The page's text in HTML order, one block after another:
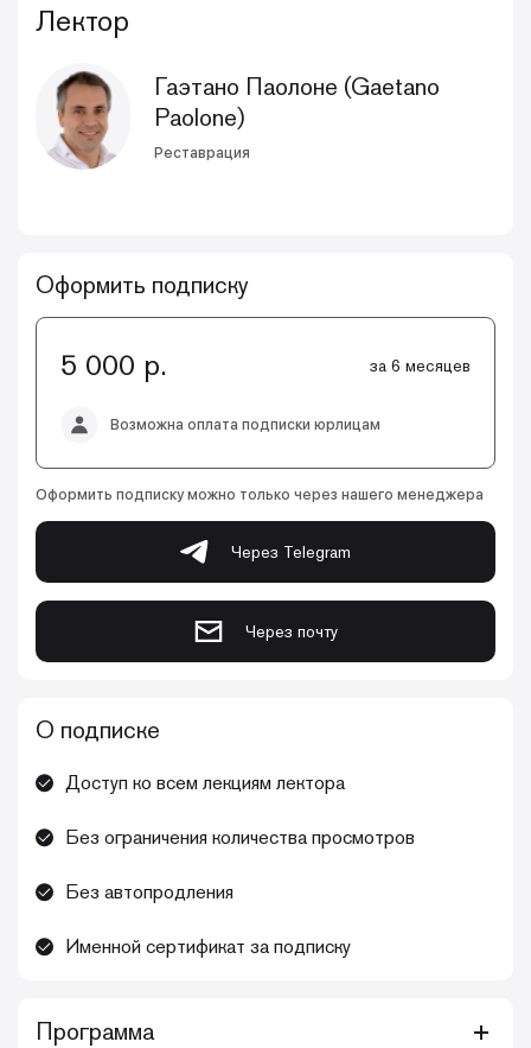
Лектор
Гаэтано Паолоне (Gaetano
Paolone)
Реставрация
Оформить подписку
5 000 р. за 6 месяцев
Возможна оплата подписки юрлицам
Оформить подписку можно только через нашего менеджера
Через Telegram
Через почту
О подписке
Доступ ко всем лекциям лектора
Без ограничения количества просмотров
Без автопродления
Именной сертификат за подписку
Программа